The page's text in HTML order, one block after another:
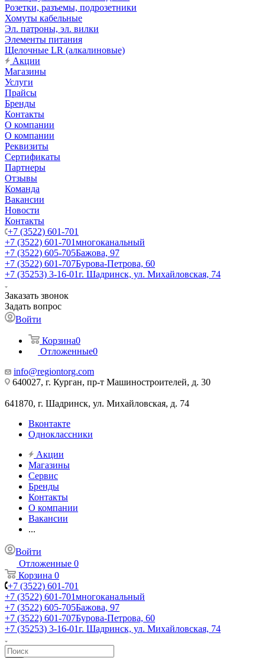
Розетки, разъемы, подрозетники
Хомуты кабельные
Эл. патроны, эл. вилки
Элементы питания
Щелочные LR (алкалиновые)
Акции
Магазины
Услуги
Прайсы
Бренды
Контакты
О компании
О компании
Реквизиты
Сертификаты
Партнеры
Отзывы
Команда
Вакансии
Новости
Контакты
+7 (3522) 601-701
+7 (3522) 601-701многоканальный
+7 (3522) 605-705Бажова, 97
+7 (3522) 601-707Бурова-Петрова, 60
+7 (35253) 3-16-01г. Шадринск, ул. Михайловская, 74
Заказать звонок
Задать вопрос
Войти
Корзина0
Отложенные0
info@regiontorg.com
640027, г. Курган, пр-т Машиностроителей, д. 30
641870, г. Шадринск, ул. Михайловская, д. 74
Вконтакте
Одноклассники
Акции
Магазины
Сервис
Бренды
Контакты
О компании
Вакансии
...
Войти
Отложенные 0
Корзина 0
+7 (3522) 601-701
+7 (3522) 601-701многоканальный
+7 (3522) 605-705Бажова, 97
+7 (3522) 601-707Бурова-Петрова, 60
+7 (35253) 3-16-01г. Шадринск, ул. Михайловская, 74